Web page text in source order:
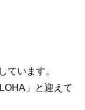
ています。
」と迎えて